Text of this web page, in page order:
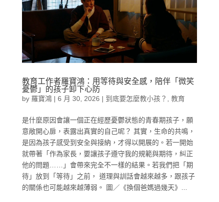
教育工作者羅寶鴻：用等待與安全感，陪伴「微笑
憂鬱」的孩子卸下心防
by 羅寶鴻| 6 月 30, 2026 | 到底要怎麼教小孩？ 教育
是什麼原因會讓一個正在經歷憂鬱狀態的青春期孩子，願
意敞開心扉，表露出真實的自己呢？ 其實，生命的共鳴，
是因為孩子感受到安全與接納，才得以開展的。若一開始
就帶著「作為家長，要讓孩子遵守我的規範與期待，糾正
他的問題……」會帶來完全不一樣的結果。若我們把「期
待」放到「等待」之前， 道理與訓話會越來越多，跟孩子
的關係也可能越來越薄弱。 圖／《換個爸媽過幾天》...